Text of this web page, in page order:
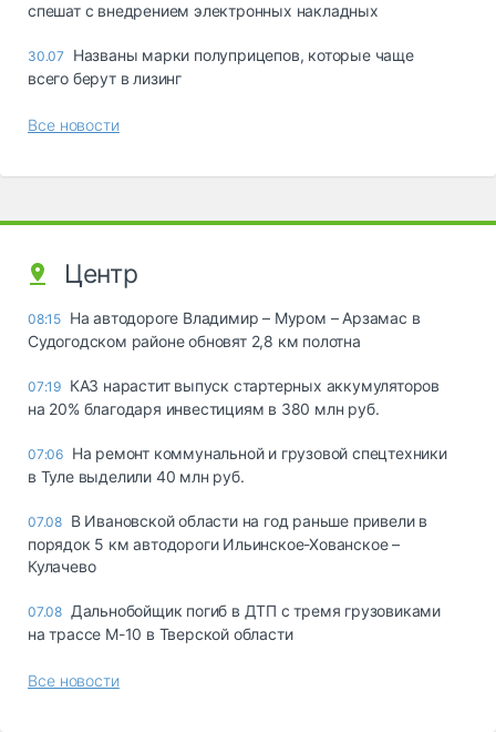
спешат с внедрением электронных накладных
30.07
Названы марки полуприцепов, которые чаще
всего берут в лизинг
Все новости
Центр
08:15 На автодороге Владимир – Муром – Арзамас в
Судогодском районе обновят 2,8 км полотна
07:19 КАЗ нарастит выпуск стартерных аккумуляторов
на 20% благодаря инвестициям в 380 млн руб.
07:06 На ремонт коммунальной и грузовой спецтехники
в Туле выделили 40 млн руб.
07.08 В Ивановской области на год раньше привели в
порядок 5 км автодороги Ильинское-Хованское –
Кулачево
07.08 Дальнобойщик погиб в ДТП с тремя грузовиками
на трассе М-10 в Тверской области
Все новости